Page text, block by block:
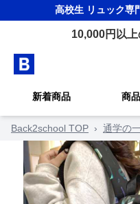
高校生 リュック専
10,000円以
新着商品 商
Back2school TOP › 通学の